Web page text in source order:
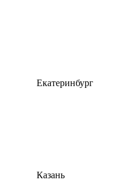
Екатеринбург
Казань